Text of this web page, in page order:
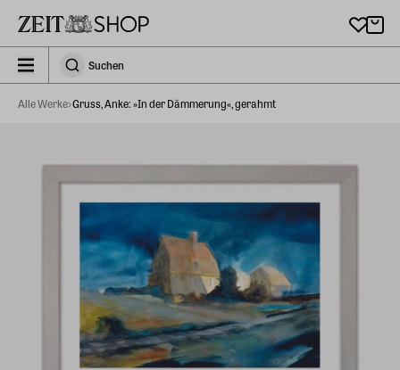
zeit_storefront.components.search.collapsed
SuchenSuchen
Alle Werke Gruss, Anke: »In der Dämmerung«, gerahmt